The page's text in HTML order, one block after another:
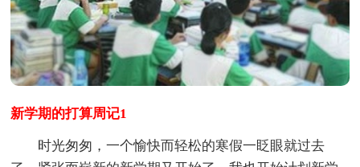
新学期的打算周记1
时光匆匆，一个愉快而轻松的寒假一眨眼就过去